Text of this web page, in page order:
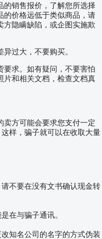
的销售报价，了解您所选择
的价格远低于类似商品，请
方隐瞒缺陷，或企图实施欺
过大，不要购买。
要求。如有疑问，不要害怕
片和相关文档，检查文档真
卖方可能会要求您支付一定
样，骗子就可以在收取大量
不要在没有文书确认现金转
在与骗子通讯。
知名公司的名字的方式伪装